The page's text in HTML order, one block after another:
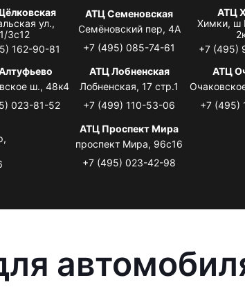
ул.,
1/3с12
162-90-81
АТЦ Семеновская
Семёновский пер, 4А
+7 (495) 085-74-61
АТЦ
Химки, ш
+7 (495)
ш., 48к4
023-81-52
АТЦ Лобненская
Лобненская, 17 стр.1
+7 (499) 110-53-06
АТЦ
+7 (495)
АТЦ Проспект Мира
проспект Мира, 96с16
+7 (495) 023-42-98